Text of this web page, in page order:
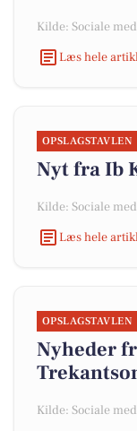
Kilde: Sociale
Læs hele
OPSLAGSTAVLEN
Nyt fra Ib
Kilde: Sociale
Læs hele
OPSLAGSTAVLEN
Nyheder
Kilde: Sociale